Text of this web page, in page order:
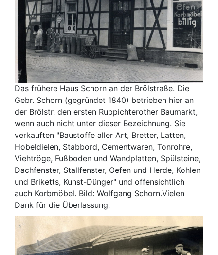
Das frühere Haus Schorn an der Brölstraße. Die
Gebr. Schorn (gegründet 1840) betrieben hier an
der Brölstr. den ersten Ruppichterother Baumarkt,
wenn auch nicht unter dieser Bezeichnung. Sie
verkauften "Baustoffe aller Art, Bretter, Latten,
Hobeldielen, Stabbord, Cementwaren, Tonrohre,
Viehtröge, Fußboden und Wandplatten, Spülsteine,
Dachfenster, Stallfenster, Oefen und Herde, Kohlen
und Briketts, Kunst-Dünger" und offensichtlich
auch Korbmöbel. Bild: Wolfgang Schorn.Vielen
Dank für die Überlassung.